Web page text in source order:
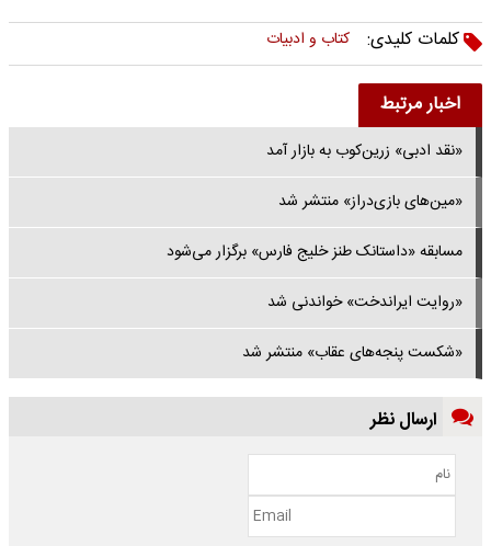
کلمات کلیدی:
کتاب و ادبیات
اخبار مرتبط
«نقد ادبی» زرین‌کوب به بازار آمد
«مین‌های بازی‌دراز» منتشر شد
مسابقه «داستانک طنز خلیج فارس» برگزار می‌شود
«روایت ایراندخت» خواندنی شد
«شکست پنجه‌های عقاب» منتشر شد
ارسال نظر